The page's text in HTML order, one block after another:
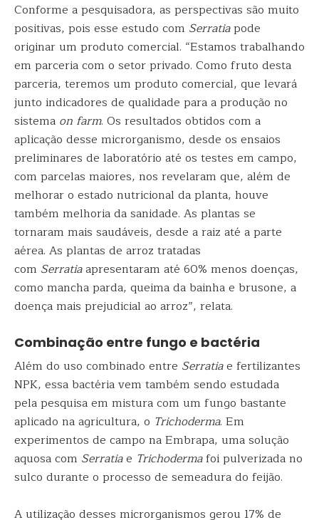
Conforme a pesquisadora, as perspectivas são muito
positivas, pois esse estudo com Serratiapode
originar um produto comercial. “Estamos trabalhando
em parceria com o setor privado. Como fruto desta
parceria, teremos um produto comercial, que levará
junto indicadores de qualidade para a produção no
sistema on farm. Os resultados obtidos com a
aplicação desse microrganismo, desde os ensaios
preliminares de laboratório até os testes em campo,
com parcelas maiores, nos revelaram que, além de
melhorar o estado nutricional da planta, houve
também melhoria da sanidade. As plantas se
tornaram mais saudáveis, desde a raiz até a parte
aérea. As plantas de arroz tratadas
com Serratiaapresentaram até 60% menos doenças,
como mancha parda, queima da bainha e brusone, a
doença mais prejudicial ao arroz”, relata.
Combinação entre fungo e bactéria
Além do uso combinado entre Serratiae fertilizantes
NPK, essa bactéria vem também sendo estudada
pela pesquisa em mistura com um fungo bastante
aplicado na agricultura, o Trichoderma. Em
experimentos de campo na Embrapa, uma solução
aquosa com Serratiae Trichodermafoi pulverizada no
sulco durante o processo de semeadura do feijão.
A utilização desses microrganismos gerou 17% de